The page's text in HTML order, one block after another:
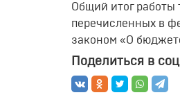
Общий итог работы
перечисленных в
законом «О
Поделиться в